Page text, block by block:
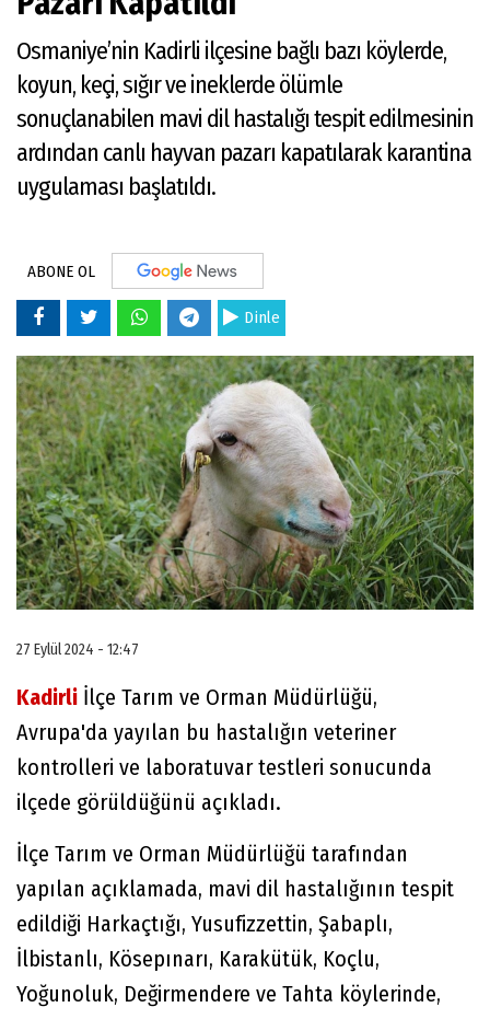
Osmaniye’nin Kadirli ilçesine bağlı bazı köylerde,
koyun, keçi, sığır ve ineklerde ölümle
sonuçlanabilen mavi dil hastalığı tespit edilmesinin
ardından canlı hayvan pazarı kapatılarak karantina
uygulaması başlatıldı.
ABONE OL
Dinle
27 Eylül 2024 - 12:47
Kadirli İlçe Tarım ve Orman Müdürlüğü,
Avrupa'da yayılan bu hastalığın veteriner
kontrolleri ve laboratuvar testleri sonucunda
ilçede görüldüğünü açıkladı.
İlçe Tarım ve Orman Müdürlüğü tarafından
yapılan açıklamada, mavi dil hastalığının tespit
edildiği Harkaçtığı, Yusufizzettin, Şabaplı,
İlbistanlı, Kösepınarı, Karakütük, Koçlu,
Yoğunoluk, Değirmendere ve Tahta köylerinde,